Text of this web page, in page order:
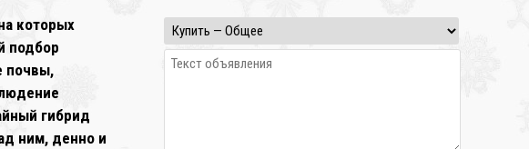
которых
подбор
почвы,
гибрид
ним, денно и